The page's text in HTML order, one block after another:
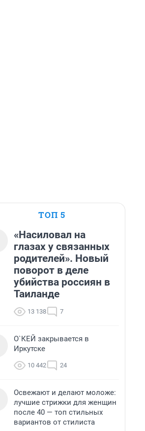
ТОП 5
«Насиловал на
глазах у связанных
родителей». Новый
поворот в деле
убийства россиян в
Таиланде
13 138 7
О`КЕЙ закрывается в
Иркутске
10 442 24
Освежают и делают моложе:
лучшие стрижки для женщин
после 40 — топ стильных
вариантов от стилиста